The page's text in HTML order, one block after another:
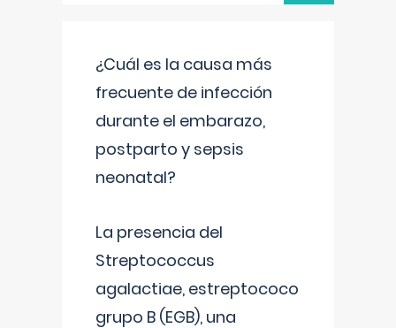
¿Cuál es la causa más
frecuente de infección
durante el embarazo,
postparto y sepsis
neonatal?
La presencia del
Streptococcus
agalactiae, estreptococo
grupo B (EGB), una